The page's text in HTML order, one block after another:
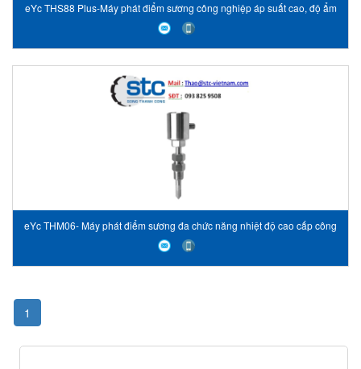
eYc THS88 Plus-Máy phát điểm sương công nghiệp áp suất cao, độ ẩm
thấp-EYC Vietnam-STC Vietnam
eYc THM06- Máy phát điểm sương đa chức năng nhiệt độ cao cấp công
nghiệp-EYC Vietnam-STC Vietnam
1